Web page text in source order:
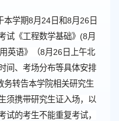
学期8月24日和8月26日
试《工程数学基础》(8月
英语》（8月26日上午北
间、考场分布等具体安排
务转告本学院相关研究生
须携带研究生证入场，以
试的考生不能重复考试，